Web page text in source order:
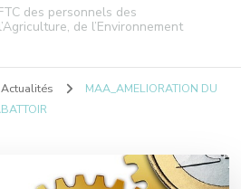
des personnels des
de l’Environnement
Actualités
MAA_AMELIORATION DU